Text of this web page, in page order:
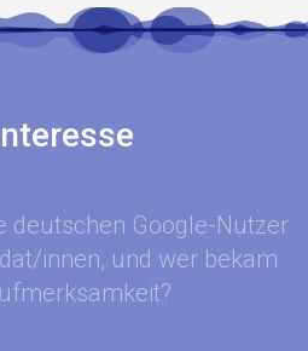
deutschen Google-Nutzer
innen, und wer bekam